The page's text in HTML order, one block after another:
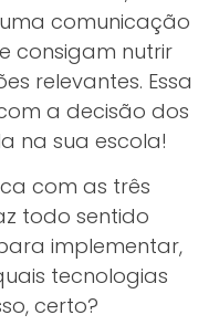
comunicação
consigam nutrir
relevantes. Essa
a decisão dos
na sua escola!
com as três
todo sentido
implementar,
tecnologias
certo?